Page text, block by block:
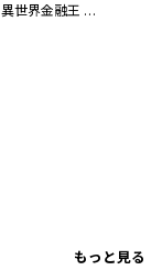
異世界金融王 ～クローネ・ゴルディオンの覇道～
もっと見る